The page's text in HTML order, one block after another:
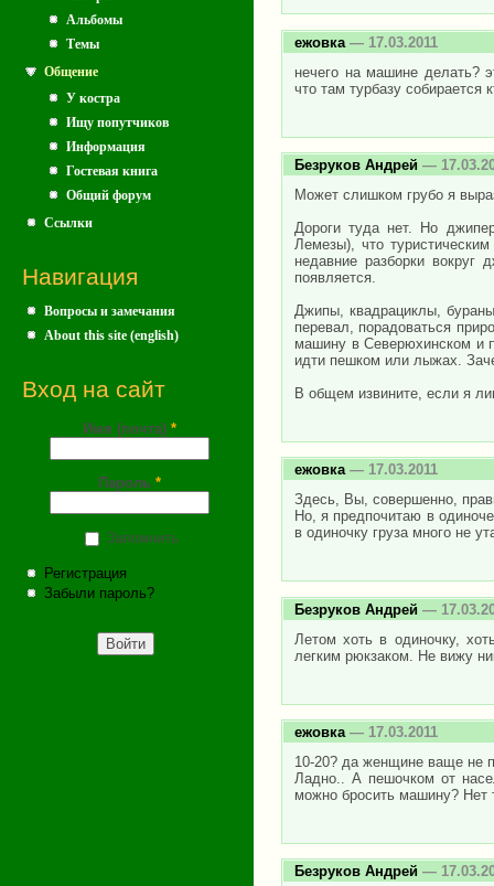
Альбомы
Темы
Общение
У костра
Ищу попутчиков
Информация
Гостевая книга
Общий форум
Ссылки
Навигация
Вопросы и замечания
About this site (english)
Вход на сайт
Имя (почта) *
Пароль *
Запомнить
Регистрация
Забыли пароль?
ежовка — 17.03.2011
нечего на машине делать?
что там турбазу собирается
Безруков Андрей —
Может слишком грубо я
Дороги туда нет. Но
Лемезы), что
недавние разборки вокруг
появляется.
Джипы, квадрациклы,
перевал, порадоваться
машину в Северюхинском и
идти пешком или лыжах.
В общем извините, если я
ежовка— 17.03.2011
Здесь, Вы, совершенно,
Но, я предпочитаю в
в одиночку груза много не
Безруков Андрей —
Летом хоть в одиночку,
легким рюкзаком. Не вижу
ежовка — 17.03.2011
10-20? да женщине ваще не
Ладно.. А пешочком от
можно бросить машину? Нет
Безруков Андрей —